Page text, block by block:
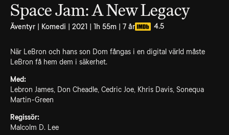
Space Jam: A New Legacy
Äventyr | Komedi | 2021 | 1h 55m | 7 år 4.5
När LeBron och hans son Dom fångas i en digital värld måste
LeBron få hem dem i säkerhet.
Med:
Lebron James, Don Cheadle, Cedric Joe, Khris Davis, Sonequa
Martin-Green
Regissör:
Malcolm D. Lee